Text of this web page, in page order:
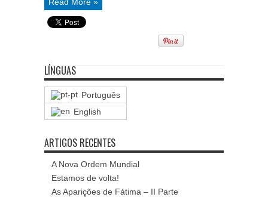
LÍNGUAS
Português
English
ARTIGOS RECENTES
A Nova Ordem Mundial
Estamos de volta!
As Aparições de Fátima – II Parte